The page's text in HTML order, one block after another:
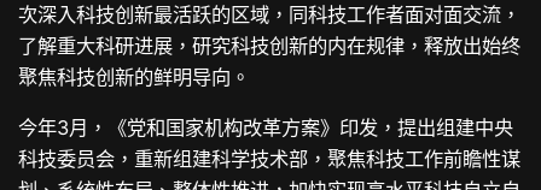
次深入科技创新最活跃的区域，同科技工作者面对面交流，
了解重大科研进展，研究科技创新的内在规律，释放出始终
聚焦科技创新的鲜明导向。
今年3月，《党和国家机构改革方案》印发，提出组建中央
科技委员会，重新组建科学技术部，聚焦科技工作前瞻性谋